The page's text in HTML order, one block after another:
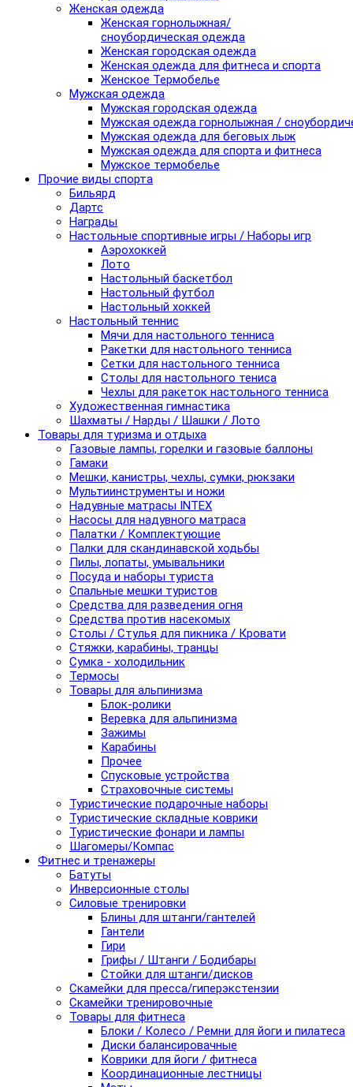
Женская одежда
Женская горнолыжная/
сноубордическая одежда
Женская городская одежда
Женская одежда для фитнеса и спорта
Женское Термобелье
Мужская одежда
Мужская городская одежда
Мужская одежда горнолыжная /
Мужская одежда для беговых лыж
Мужская одежда для спорта и фитнеса
Мужское термобелье
Прочие виды спорта
Бильярд
Дартс
Награды
Настольные спортивные игры / Наборы игр
Аэрохоккей
Лото
Настольный баскетбол
Настольный футбол
Настольный хоккей
Настольный теннис
Мячи для настольного тенниса
Ракетки для настольного тенниса
Сетки для настольного тенниса
Столы для настольного тениса
Чехлы для ракеток настольного тенниса
Художественная гимнастика
Шахматы / Нарды / Шашки / Лото
Товары для туризма и отдыха
Газовые лампы, горелки и газовые баллоны
Гамаки
Мешки, канистры, чехлы, сумки, рюкзаки
Мультиинструменты и ножи
Надувные матрасы INTEX
Насосы для надувного матраса
Палатки / Комплектующие
Палки для скандинавской ходьбы
Пилы, лопаты, умывальники
Посуда и наборы туриста
Спальные мешки туристов
Средства для разведения огня
Средства против насекомых
Столы / Стулья для пикника / Кровати
Стяжки, карабины, транцы
Сумка - холодильник
Термосы
Товары для альпинизма
Блок-ролики
Веревка для альпинизма
Зажимы
Карабины
Прочее
Спусковые устройства
Страховочные системы
Туристические подарочные наборы
Туристические складные коврики
Туристические фонари и лампы
Шагомеры/Компас
Фитнес и тренажеры
Батуты
Инверсионные столы
Силовые тренировки
Блины для штанги/гантелей
Гантели
Гири
Грифы / Штанги / Бодибары
Стойки для штанги/дисков
Скамейки для пресса/гиперэкстензии
Скамейки тренировочные
Товары для фитнеса
Блоки / Колесо / Ремни для йоги и пилатеса
Диски балансировачные
Коврики для йоги / фитнеса
Координационные лестницы